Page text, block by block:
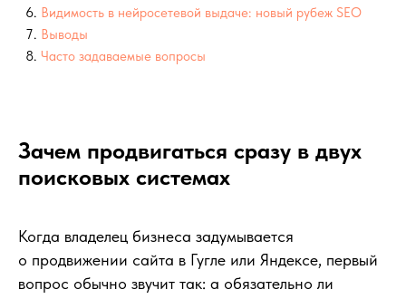
Зачем продвигаться сразу в двух
поисковых системах
Когда владелец бизнеса задумывается
о продвижении сайта в Гугле или Яндексе, первый
вопрос обычно звучит так: а обязательно ли